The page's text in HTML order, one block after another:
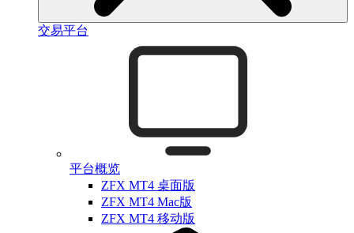
交易平台
平台概览
ZFX MT4 桌面版
ZFX MT4 Mac版
ZFX MT4 移动版